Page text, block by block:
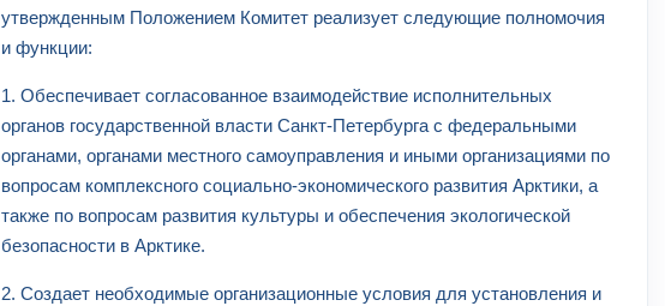
утвержденным Положением Комитет реализует следующие полномочия
и функции:
1. Обеспечивает согласованное взаимодействие исполнительных
органов государственной власти Санкт-Петербурга с федеральными
органами, органами местного самоуправления и иными организациями по
вопросам комплексного социально-экономического развития Арктики, а
также по вопросам развития культуры и обеспечения экологической
безопасности в Арктике.
2. Создает необходимые организационные условия для установления и